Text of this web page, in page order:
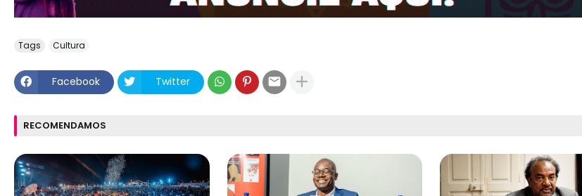
Tags Cultura
Facebook Twitter
RECOMENDAMOS